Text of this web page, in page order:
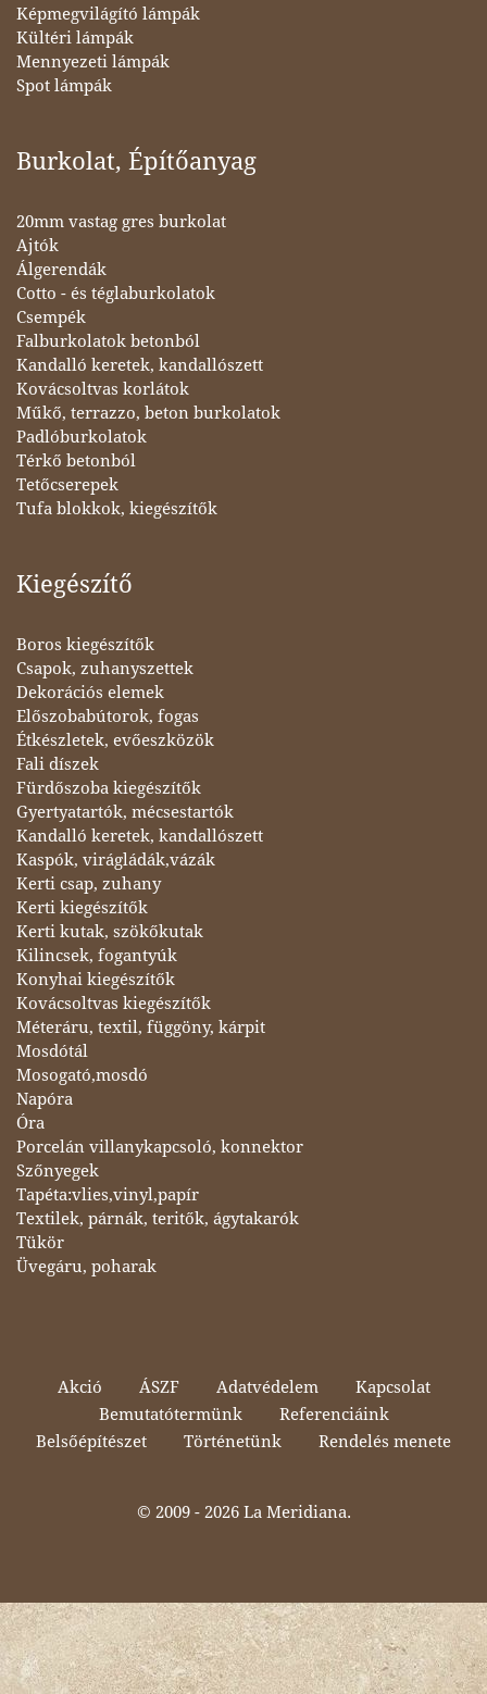
Képmegvilágító lámpák
Kültéri lámpák
Mennyezeti lámpák
Spot lámpák
Burkolat, Építőanyag
20mm vastag gres burkolat
Ajtók
Álgerendák
Cotto - és téglaburkolatok
Csempék
Falburkolatok betonból
Kandalló keretek, kandallószett
Kovácsoltvas korlátok
Műkő, terrazzo, beton burkolatok
Padlóburkolatok
Térkő betonból
Tetőcserepek
Tufa blokkok, kiegészítők
Kiegészítő
Boros kiegészítők
Csapok, zuhanyszettek
Dekorációs elemek
Előszobabútorok, fogas
Étkészletek, evőeszközök
Fali díszek
Fürdőszoba kiegészítők
Gyertyatartók, mécsestartók
Kandalló keretek, kandallószett
Kaspók, virágládák,vázák
Kerti csap, zuhany
Kerti kiegészítők
Kerti kutak, szökőkutak
Kilincsek, fogantyúk
Konyhai kiegészítők
Kovácsoltvas kiegészítők
Méteráru, textil, függöny, kárpit
Mosdótál
Mosogató,mosdó
Napóra
Óra
Porcelán villanykapcsoló, konnektor
Szőnyegek
Tapéta:vlies,vinyl,papír
Textilek, párnák, teritők, ágytakarók
Tükör
Üvegáru, poharak
Akció ÁSZF Adatvédelem
Kapcsolat
Bemutatótermünk
Referenciáink
Belsőépítészet
Történetünk Rendelés menete
© 2009 - 2026 La Meridiana.